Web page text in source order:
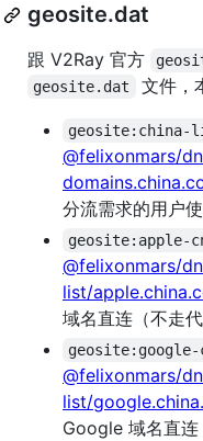
geosite.dat
跟 V2Ray 官方
geosite.dat 文件，
geosite:china-
@felixonmars/
分流需求的用户使
geosite:apple-
@felixonmars/
list/
域名直连（不走
geosite:google-
@felixonmars/
list/
Google 域名直连